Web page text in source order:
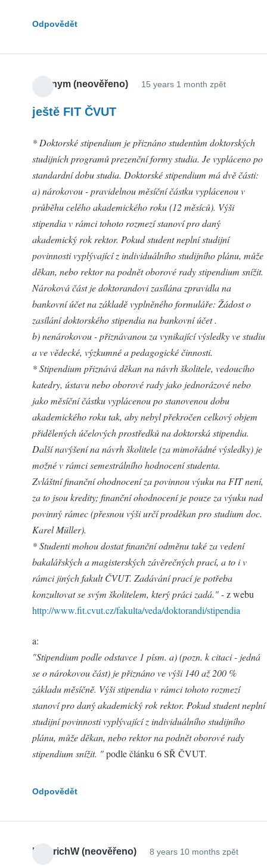
Odpovědět
Anonym (neověřeno) 15 years 1 month zpět
ještě FIT ČVUT
* Doktorské stipendium je přiznáno studentům doktorských
studijních programů prezenční formy studia. Je vypláceno po
standardní dobu studia. Doktorské stipendium má dvě části:
a) nárokovou - pravidelnou měsíční částku vyplácenou v
průběhu celého akademického roku (12 měsíců). Výši
stipendia v rámci tohoto rozmezí stanoví pro daný
akademický rok rektor. Pokud student neplní studijní
povinnosti vyplývající z individuálního studijního plánu, může
děkan, nebo rektor na podnět oborové rady stipendium snížit.
Nároková část je doktorandovi zasílána zpravidla na
bankovní účet na základě vyplněného formuláře: Žádost o
zasílání doktorského stipendia na bankovní účet .
b) nenárokovou - přiznávanou za vynikající výsledky ve studiu
a ve vědecké, výzkumné a pedagogické činnosti.
* Stipendium přiznává děkan na návrh školitele, vedoucího
katedry, ústavu nebo oborové rady jako jednorázové nebo
jako měsíční částku vyplácenou po stanovenou dobu
akademického roku tak, aby nebyl překročen celkový objem
přidělených účelových prostředků na doktorská stipendia.
Další navýšení na návrh školitele (za mimořádné výsledky) je
možné v rámci semestrálního hodnocení studenta.
Zvláštní finanční ohodnocení za povinnou výuku na FIT není,
za to jsou kredity; finanční ohodnocení je pouze za výuku nad
povinný rámec (přesnou výši určí proděkan pro studium doc.
Karel Müller).
* Studenti mohou dostat finanční odměnu také za vedení
bakalářských a magisterských závěrečných prací, a to i v
rámci jiných fakult ČVUT. Zadávání prací je potřeba
konzultovat se svým školitelem, který práci zadá."- z webu
http://www.fit.cvut.cz/fakulta/veda/doktorandi/stipendia
a:
"Stipendium podle odstavce 1 písm. a) (pozn. k citaci - jedná
se o nárokovou část) je přiznáno ve výši 140 až 200 %
základu měsíčně. Výši stipendia v rámci tohoto rozmezí
stanoví pro daný akademický rok rektor. Pokud student neplní
studijní povinnosti vyplývající z individuálního studijního
plánu, může děkan, nebo rektor na podnět oborové rady
stipendium snížit. "podle článku 6 SŘ ČVUT.
Odpovědět
HeinrichW (neověřeno) 8 years 10 months zpět